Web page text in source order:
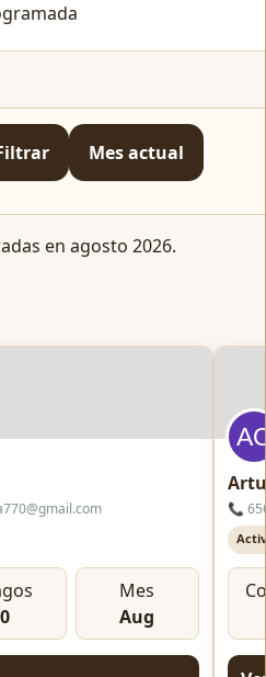
Mes actual
en agosto 2026.
0
Mes
Aug
📞